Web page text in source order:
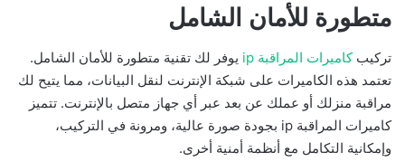
متطورة للأمان الشامل
تركيبكاميرات المراقبة ip
يوفر لك تقنية متطورة للأمان الشامل.
تعتمد هذه الكاميرات على شبكة الإنترنت لنقل البيانات، مما يتيح لك
مراقبة منزلك أو عملك عن بعد عبر أي جهاز متصل بالإنترنت. تتميز
كاميرات المراقبة ip بجودة صورة عالية، ومرونة في التركيب،
وإمكانية التكامل مع أنظمة أمنية أخرى.